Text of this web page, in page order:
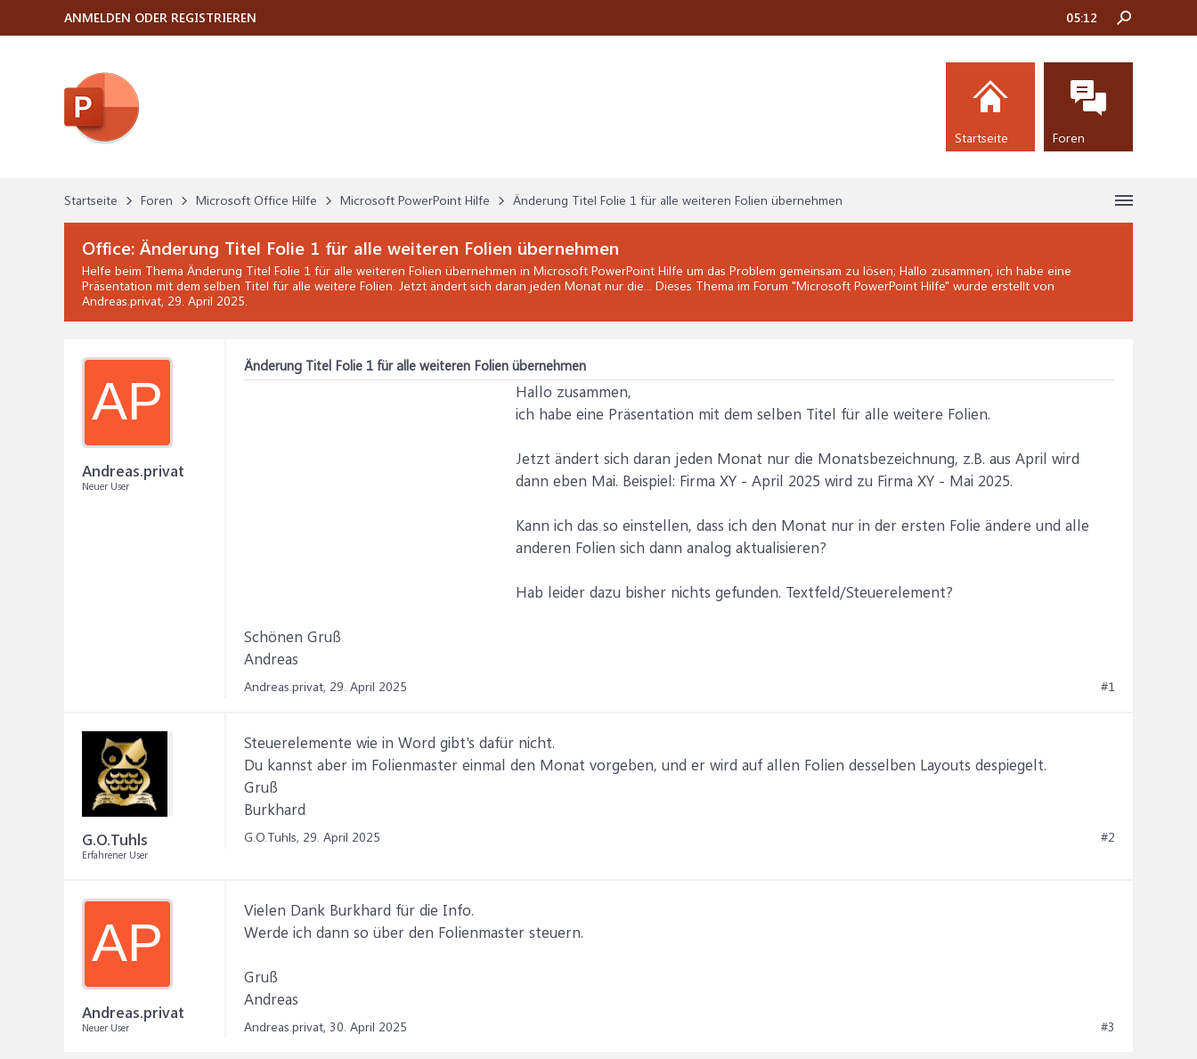
Startseite Foren Microsoft Office Hilfe Microsoft PowerPoint Hilfe Änderung Titel Folie 1 für alle weiteren Folien übernehmen
Office: Änderung Titel Folie 1 für alle weiteren Folien übernehmen
Helfe beim Thema Änderung Titel Folie 1 für alle weiteren Folien übernehmen in Microsoft PowerPoint Hilfe um das Problem gemeinsam zu lösen; Hallo zusammen, ich habe eine
Präsentation mit dem selben Titel für alle weitere Folien. Jetzt ändert sich daran jeden Monat nur die... Dieses Thema im Forum "Microsoft PowerPoint Hilfe" wurde erstellt von
Andreas.privat, 29. April 2025.
AP
Andreas.privat
Neuer User
Änderung Titel Folie 1 für alle weiteren Folien übernehmen
Hallo zusammen,
ich habe eine Präsentation mit dem selben Titel für alle weitere Folien.
Jetzt ändert sich daran jeden Monat nur die Monatsbezeichnung, z.B. aus April wird
dann eben Mai. Beispiel: Firma XY - April 2025 wird zu Firma XY - Mai 2025.
Kann ich das so einstellen, dass ich den Monat nur in der ersten Folie ändere und alle
anderen Folien sich dann analog aktualisieren?
Hab leider dazu bisher nichts gefunden. Textfeld/Steuerelement?
Schönen Gruß
Andreas
Andreas.privat, 29. April 2025 #1
G.O.Tuhls
Erfahrener User
Steuerelemente wie in Word gibt's dafür nicht.
Du kannst aber im Folienmaster einmal den Monat vorgeben, und er wird auf allen Folien desselben Layouts despiegelt.
Gruß
Burkhard
G.O.Tuhls, 29. April 2025 #2
AP
Andreas.privat
Neuer User
Vielen Dank Burkhard für die Info.
Werde ich dann so über den Folienmaster steuern.
Gruß
Andreas
Andreas.privat, 30. April 2025 #3
ANMELDEN ODER REGISTRIEREN 05:12
Startseite Foren